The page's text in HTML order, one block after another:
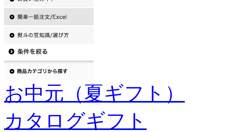
お中元（夏ギフト）
カタログギフト